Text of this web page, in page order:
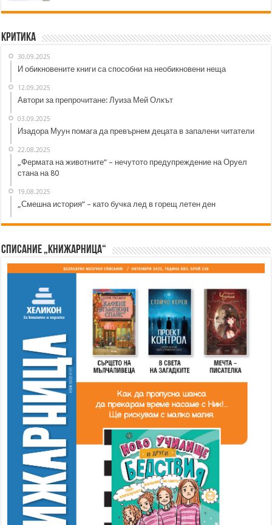
Критика
30.09.2025
И обикновените книги са способни на необикновени неща
12.09.2025
Автори за препрочитане: Луиза Мей Олкът
03.09.2025
Изадора Муун помага да превърнем децата в запалени читатели
22.08.2025
„Фермата на животните“ – нечутото предупреждение на Оруел
стана на 80
19.08.2025
„Смешна история“ – като бучка лед в горещ летен ден
Списание „Книжарница“